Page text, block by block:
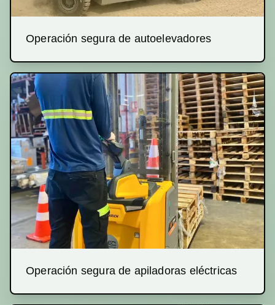
Operación segura de autoelevadores
Operación segura de apiladoras eléctricas